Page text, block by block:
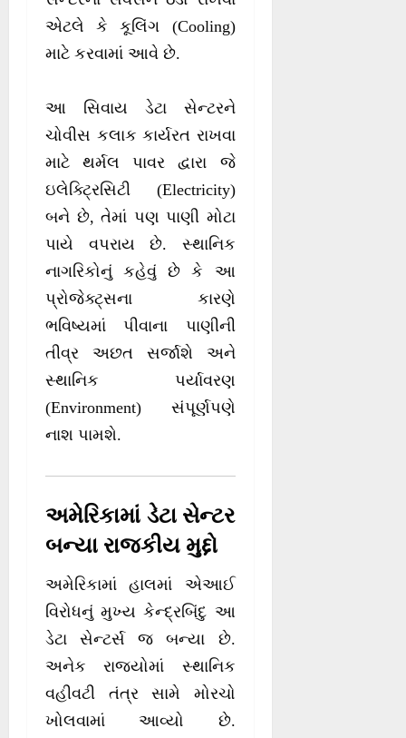
એટલે કે કૂલિંગ (Cooling)
માટે કરવામાં આવે છે.
આ સિવાય ડેટા સેન્ટરને
ચોવીસ કલાક કાર્યરત રાખવા
માટે થર્મલ પાવર દ્વારા જે
ઇલેક્ટ્રિસિટી (Electricity)
બને છે, તેમાં પણ પાણી મોટા
પાયે વપરાય છે. સ્થાનિક
નાગરિકોનું કહેવું છે કે આ
પ્રોજેક્ટ્સના કારણે
ભવિષ્યમાં પીવાના પાણીની
તીવ્ર અછત સર્જાશે અને
સ્થાનિક પર્યાવરણ
(Environment) સંપૂર્ણપણે
નાશ પામશે.
અમેરિકામાં ડેટા સેન્ટર
બન્યા રાજકીય મુદ્દો
અમેરિકામાં હાલમાં એઆઈ
વિરોધનું મુખ્ય કેન્દ્રબિંદુ આ
ડેટા સેન્ટર્સ જ બન્યા છે.
અનેક રાજ્યોમાં સ્થાનિક
વહીવટી તંત્ર સામે મોરચો
ખોલવામાં આવ્યો છે.